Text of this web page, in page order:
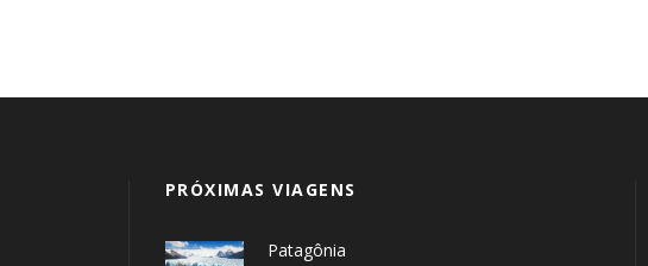
PRÓXIMAS VIAGENS
Patagônia